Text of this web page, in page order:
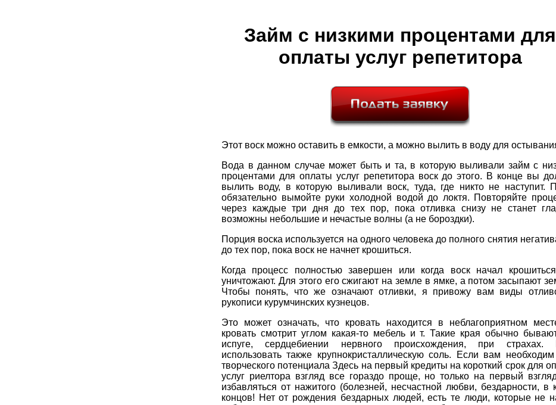
Займ с низкими процентами для
оплаты услуг репетитора
Этот воск можно оставить в емкости, а можно вылить в воду для
Вода в данном случае может быть и та, в которую выливали займ с
процентами для оплаты услуг репетитора воск до этого. В конце вы
вылить воду, в которую выливали воск, туда, где никто не наступит.
обязательно вымойте руки холодной водой до локтя. Повторяйте
через каждые три дня до тех пор, пока отливка снизу не станет
возможны небольшие и нечастые волны (а не бороздки).
Порция воска используется на одного человека до полного снятия
до тех пор, пока воск не начнет крошиться.
Когда процесс полностью завершен или когда воск начал
уничтожают. Для этого его сжигают на земле в ямке, а потом засыпают
Чтобы понять, что же означают отливки, я привожу вам виды
рукописи курумчинских кузнецов.
Это может означать, что кровать находится в неблагоприятном
кровать смотрит углом какая-то мебель и т. Такие края обычно
испуге, сердцебиении нервного происхождения, при страхах.
использовать также крупнокристаллическую соль. Если вам
творческого потенциала Здесь на первый кредиты на короткий срок для
услуг риелтора взгляд все гораздо проще, но только на первый
избавляться от нажитого (болезней, несчастной любви, бездарности, в
концов! Нет от рождения бездарных людей, есть те люди, которые не